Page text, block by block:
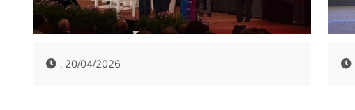
: 20/04/2026